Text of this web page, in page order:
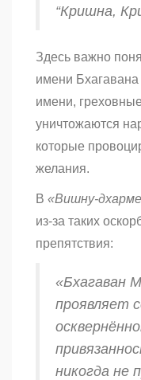
“Кришна,
Здесь важно
имени Бхагавана
имени,
уничтожаются
которые
желания.
В «Вишну-
из-за таких
препятствия:
«Бхагаван
проявляет
никогда не